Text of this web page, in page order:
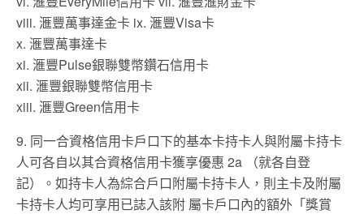
viii. 滙豐萬事達⾦卡 ix. 滙豐Visa卡
x. 滙豐萬事達卡
xi. 滙豐Pulse銀聯雙幣鑽⽯信⽤卡
xii. 滙豐銀聯雙幣信⽤卡
xiii. 滙豐Green信⽤卡
9. 同⼀合資格信⽤卡⼾⼝下的基本卡持卡⼈與附屬卡持卡
⼈可各⾃以其合資格信⽤卡獲享優惠 2a （就各⾃登
記）。如持卡⼈為綜合⼾⼝附屬卡持卡⼈，則主卡及附屬
卡持卡⼈均可享⽤已誌入該附 屬卡⼾⼝內的額外「獎賞